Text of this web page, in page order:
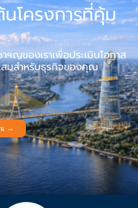
โครงการที่คุ้ม
ญของเราเพื่อประเมินโอกาส
สมสำหรับธุรกิจของคุณ
ณ →